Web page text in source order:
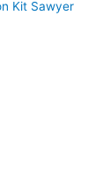
Kit Sawyer